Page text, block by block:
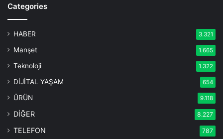
Categories
HABER 3.321
Manşet 1.665
Teknoloji 1.322
DİJİTAL YAŞAM 654
ÜRÜN 9.118
DİĞER 8.227
TELEFON 787